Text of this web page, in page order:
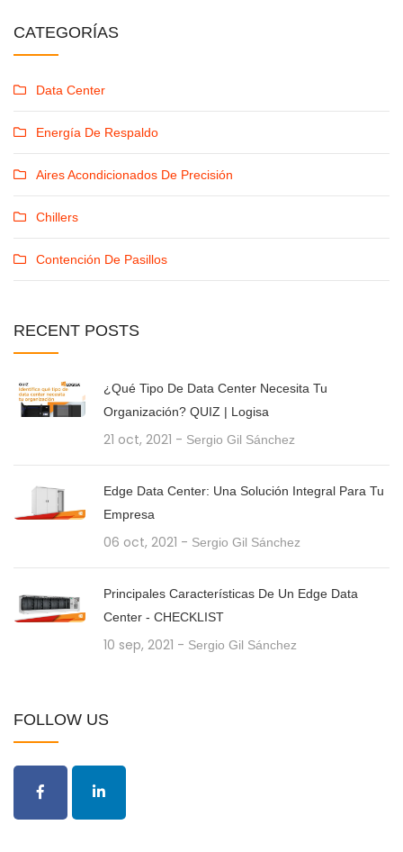
CATEGORÍAS
Data Center
Energía De Respaldo
Aires Acondicionados De Precisión
Chillers
Contención De Pasillos
RECENT POSTS
¿Qué Tipo De Data Center Necesita Tu
Organización? QUIZ | Logisa
21 oct, 2021 - Sergio Gil Sánchez
Edge Data Center: Una Solución Integral Para Tu
Empresa
06 oct, 2021 - Sergio Gil Sánchez
Principales Características De Un Edge Data
Center - CHECKLIST
10 sep, 2021 - Sergio Gil Sánchez
FOLLOW US